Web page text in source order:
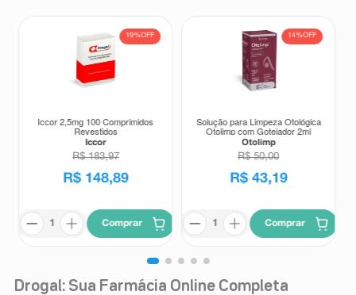
19%OFF
Iccor 2,5mg 100 Comprimidos
Revestidos
Iccor
R$ 183,97
R$ 148,89
Comprar
14%OFF
Solução para Limpeza Otológica
Otolimp com Gotejador 2ml
Otolimp
R$ 50,00
R$ 43,19
Comprar
Drogal: Sua Farmácia Online Completa